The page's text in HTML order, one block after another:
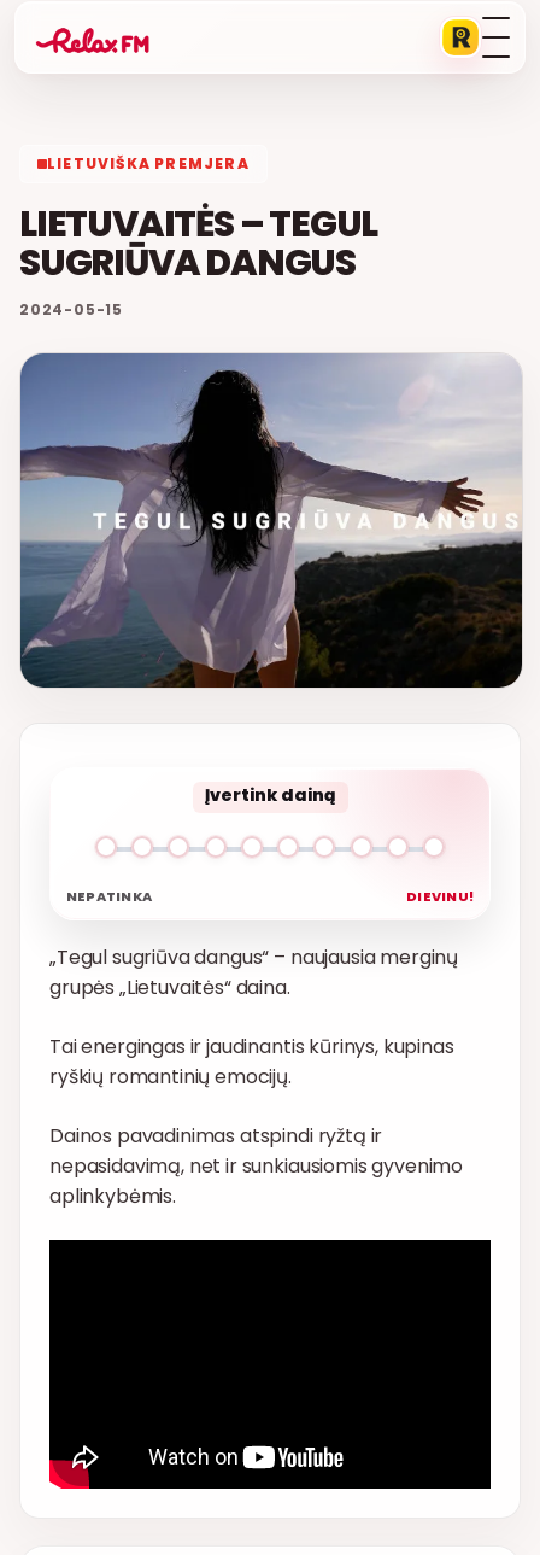
LIETUVIŠKA PREMJERA
LIETUVAITĖS – TEGUL
SUGRIŪVA DANGUS
2024-05-15
Įvertink dainą
NEPATINKA DIEVINU!
„Tegul sugriūva dangus“ – naujausia merginų
grupės „Lietuvaitės“ daina.
Tai energingas ir jaudinantis kūrinys, kupinas
ryškių romantinių emocijų.
Dainos pavadinimas atspindi ryžtą ir
nepasidavimą, net ir sunkiausiomis gyvenimo
aplinkybėmis.